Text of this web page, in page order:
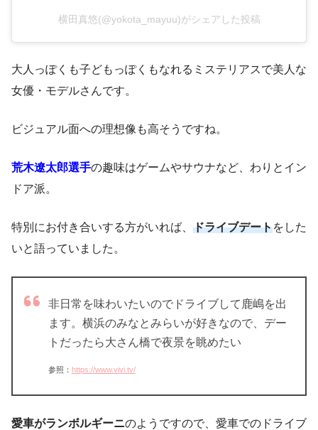
横田真悠(@yokota_mayuu)がシェアした投稿
大人っぽくも子どもっぽくもなれるミステリアスで美人な
女優・モデルさんです。
ビジュアル面への理想像も高そうですね。
荒木遼太郎選手の趣味はゲームやサウナなど、わりとイン
ドア派。
特別にお付き合いする方がいれば、 ドライブデートをした
いと語っていました。
非日常を味わいたいのでドライブして鹿嶋を出
ます。横浜のみなとみらいが好きなので、デー
トだったら大さん橋で夜景を眺めたい
参照： https://www.vivi.tv/
愛車がランボルギーニのようですので、愛車でのドライブ